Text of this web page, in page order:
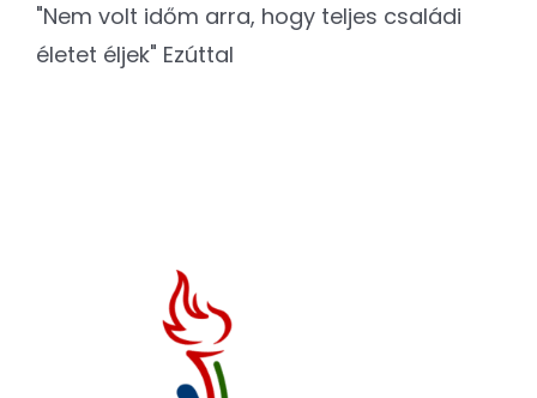
"Nem volt időm arra, hogy teljes családi
életet éljek" Ezúttal